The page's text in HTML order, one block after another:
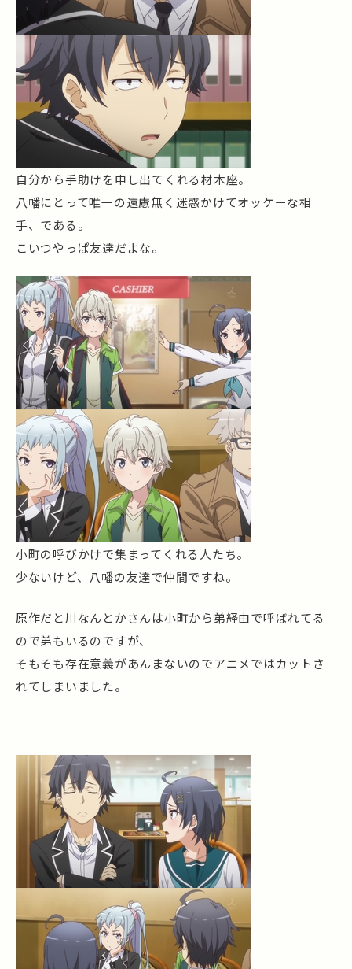
自分から手助けを申し出てくれる材木座。
八幡にとって唯一の遠慮無く迷惑かけてオッケーな相
手、である。
こいつやっぱ友達だよな。
小町の呼びかけで集まってくれる人たち。
少ないけど、八幡の友達で仲間ですね。
原作だと川なんとかさんは小町から弟経由で呼ばれてる
ので弟もいるのですが、
そもそも存在意義があんまないのでアニメではカットさ
れてしまいました。